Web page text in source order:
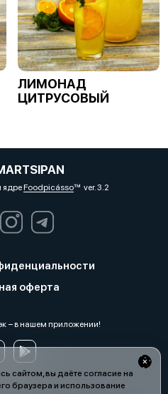
сайтом, вы даёте согласие на
браузера и использование
ЛИМОНАД
ЦИТРУСОВЫЙ
ядреFoodpicássover. 3.2
оферта
− в нашем приложении!